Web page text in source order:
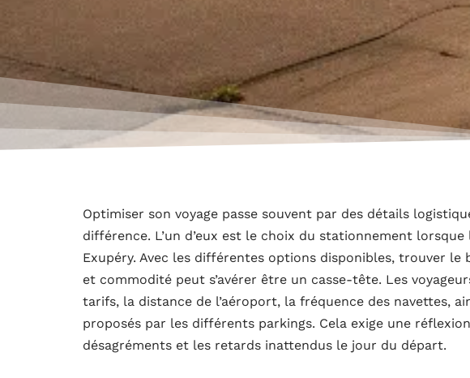
Optimiser son voyage passe souvent par des détails
différence. L’un d’eux est le choix du stationnement lorsque
Exupéry. Avec les différentes options disponibles, trouver
et commodité peut s’avérer être un casse-tête. Les
tarifs, la distance de l’aéroport, la fréquence des navettes,
proposés par les différents parkings. Cela exige une
désagréments et les retards inattendus le jour du départ.